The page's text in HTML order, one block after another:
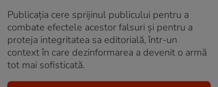
Publicația cere sprijinul publicului pentru a
combate efectele acestor falsuri și pentru a
proteja integritatea sa editorială, într-un
context în care dezinformarea a devenit o armă
tot mai sofisticată.